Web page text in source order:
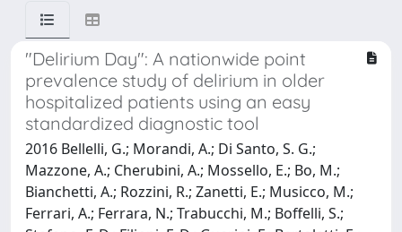
"Delirium Day": A nationwide point
prevalence study of delirium in older
hospitalized patients using an easy
standardized diagnostic tool
2016 Bellelli, G.; Morandi, A.; Di Santo, S. G.;
Mazzone, A.; Cherubini, A.; Mossello, E.; Bo, M.;
Bianchetti, A.; Rozzini, R.; Zanetti, E.; Musicco, M.;
Ferrari, A.; Ferrara, N.; Trabucchi, M.; Boffelli, S.;